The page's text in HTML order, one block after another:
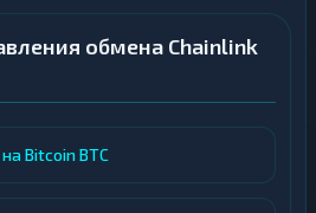
обмена Chainlink
Bitcoin BTC